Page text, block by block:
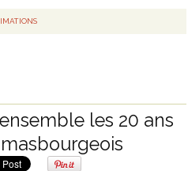
les 20 ans